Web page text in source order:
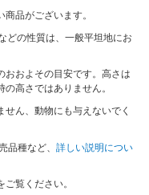
品がございます。
どの性質は、一般平坦地にお
おおよその目安です。高さは
高さではありません。
ん、動物にも与えないでく
品種など、詳しい説明につい
ご覧ください。